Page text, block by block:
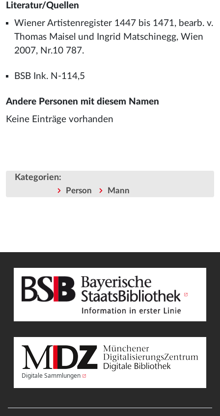
Literatur/Quellen
Wiener Artistenregister 1447 bis 1471, bearb. v.
Thomas Maisel und Ingrid Matschinegg, Wien
2007, Nr.10 787.
BSB Ink. N-114,5
Andere Personen mit diesem Namen
Keine Einträge vorhanden
Kategorien:
Person Mann
Digitale Sammlungen